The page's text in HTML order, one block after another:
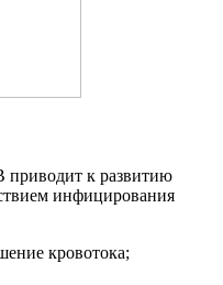
к развитию
инфицирования
кровотока;